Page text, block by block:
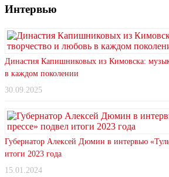
Интервью
Династия Капишниковых из Кимовска:
в каждом поколении
30.09.2025
Губернатор Алексей Дюмин в интервью
итоги 2023 года
15.01.2024